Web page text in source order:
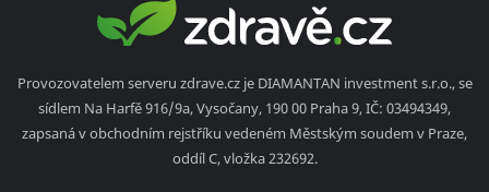
Provozovatelem serveru zdrave.cz je DIAMANTAN investment s.r.o., se
sídlem Na Harfě 916/9a, Vysočany, 190 00 Praha 9, IČ: 03494349,
zapsaná v obchodním rejstříku vedeném Městským soudem v Praze,
oddíl C, vložka 232692.